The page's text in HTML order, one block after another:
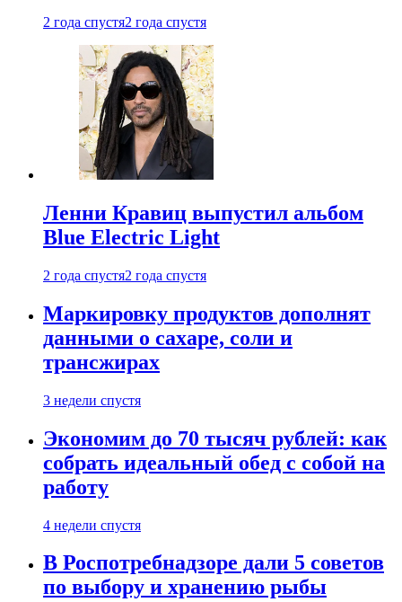
2 года спустя2 года спустя
Ленни Кравиц выпустил альбом
Blue Electric Light
2 года спустя2 года спустя
Маркировку продуктов дополнят
данными о сахаре, соли и
трансжирах
3 недели спустя
Экономим до 70 тысяч рублей: как
собрать идеальный обед с собой на
работу
4 недели спустя
В Роспотребнадзоре дали 5 советов
по выбору и хранению рыбы